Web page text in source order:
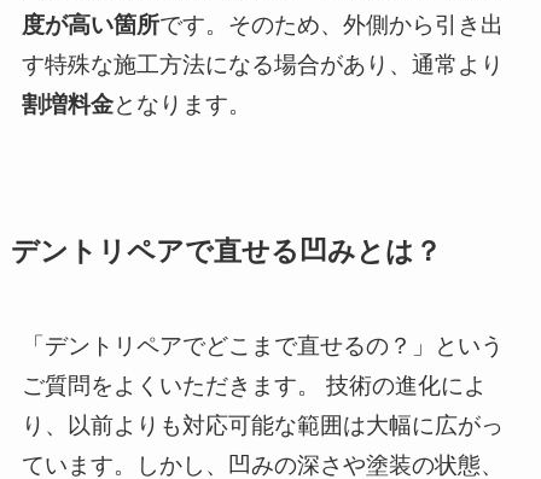
度が高い箇所です。そのため、外側から引き出
す特殊な施工方法になる場合があり、通常より
割増料金となります。
デントリペアで直せる凹みとは？
「デントリペアでどこまで直せるの？」という
ご質問をよくいただきます。 技術の進化によ
り、以前よりも対応可能な範囲は大幅に広がっ
ています。しかし、凹みの深さや塗装の状態、